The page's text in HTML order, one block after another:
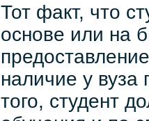
Тот факт, что
основе или на
наличие у вуза
того, студент